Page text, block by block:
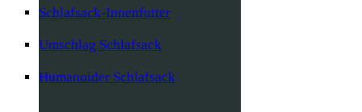
Schlafsack-Innenfutter
Umschlag Schlafsack
Humanoider Schlafsack